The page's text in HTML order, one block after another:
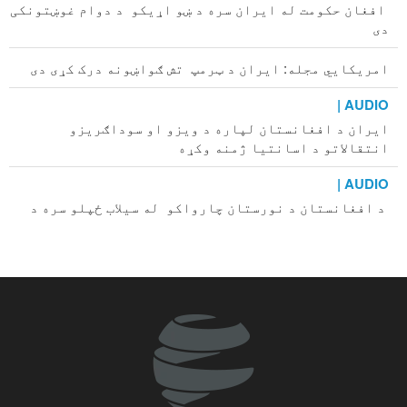
افغان حکومت له ایران سره د ښو اړیکو د دوام غوښتونکی
دی
امریکايي مجله: ایران د ټرمپ تش ګواښونه درک کړی دی
AUDIO |
ایران د افغانستان لپاره د ویزو او سوداګریزو
انتقالاتو د اسانتیا ژمنه وکړه
AUDIO |
د افغانستان د نورستان چارواکو له سیلاب ځپلو سره د
خبریال د واقعیت او د عامه افکارو په څلور لاري کې ولاړ
د هیګ محکمې قاضیانو د طالبانو دوسیه له افغانستان